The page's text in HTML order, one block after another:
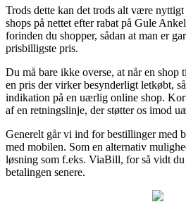
Trods dette kan det trods alt være
shops på nettet efter rabat på Gule
forinden du shopper, sådan at man er
prisbilligste pris.
Du må bare ikke overse, at når en shop
en pris der virker besynderligt letkøbt,
indikation på en uærlig online shop.
af en retningslinje, der støtter os imod
Generelt går vi ind for bestillinger med
med mobilen. Som en alternativ
løsning som f.eks. ViaBill, for så vidt du
betalingen senere.